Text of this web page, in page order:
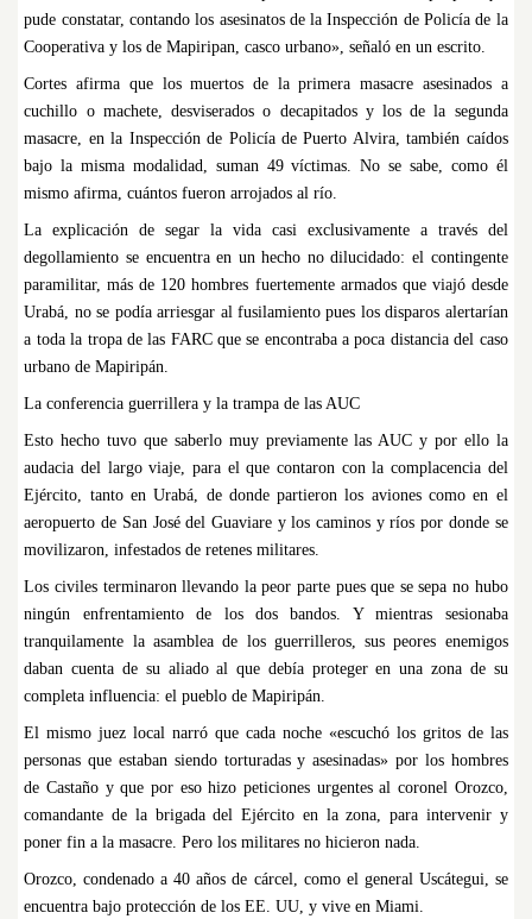
pude constatar, contando los asesinatos de la Inspección de Policía de la
Cooperativa y los de Mapiripan, casco urbano», señaló en un escrito.
Cortes afirma que los muertos de la primera masacre asesinados a
cuchillo o machete, desviserados o decapitados y los de la segunda
masacre, en la Inspección de Policía de Puerto Alvira, también caídos
bajo la misma modalidad, suman 49 víctimas. No se sabe, como él
mismo afirma, cuántos fueron arrojados al río.
La explicación de segar la vida casi exclusivamente a través del
degollamiento se encuentra en un hecho no dilucidado: el contingente
paramilitar, más de 120 hombres fuertemente armados que viajó desde
Urabá, no se podía arriesgar al fusilamiento pues los disparos alertarían
a toda la tropa de las FARC que se encontraba a poca distancia del caso
urbano de Mapiripán.
La conferencia guerrillera y la trampa de las AUC
Esto hecho tuvo que saberlo muy previamente las AUC y por ello la
audacia del largo viaje, para el que contaron con la complacencia del
Ejército, tanto en Urabá, de donde partieron los aviones como en el
aeropuerto de San José del Guaviare y los caminos y ríos por donde se
movilizaron, infestados de retenes militares.
Los civiles terminaron llevando la peor parte pues que se sepa no hubo
ningún enfrentamiento de los dos bandos. Y mientras sesionaba
tranquilamente la asamblea de los guerrilleros, sus peores enemigos
daban cuenta de su aliado al que debía proteger en una zona de su
completa influencia: el pueblo de Mapiripán.
El mismo juez local narró que cada noche «escuchó los gritos de las
personas que estaban siendo torturadas y asesinadas» por los hombres
de Castaño y que por eso hizo peticiones urgentes al coronel Orozco,
comandante de la brigada del Ejército en la zona, para intervenir y
poner fin a la masacre. Pero los militares no hicieron nada.
Orozco, condenado a 40 años de cárcel, como el general Uscátegui, se
encuentra bajo protección de los EE. UU, y vive en Miami.